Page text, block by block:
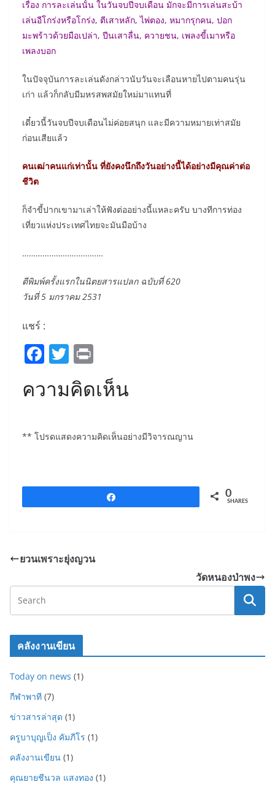
เรื่อง การละเล่นนั้น ในวันจบปีจบเดือน มักจะมีการเล่นสะบ้า
เล่นอีโกร่งหรือโกร่ง, ตีเสาหลัก, ไพ่ตอง, หมากรุกคน, ปอก
มะพร้าวด้วยมือเปล่า, ปีนเสาลื่น, ควายชน, เพลงขี้เมาหรือ
เพลงบอก
ในปัจจุบันการละเล่นดังกล่าวนับวันจะเลือนหายไปตามคนรุ่น
เก่า แล้วก็กลับมีมหรสพสมัยใหม่มาแทนที่
เดี๋ยวนี้วันจบปีจบเดือนไม่ค่อยสนุก และมีความหมายเท่าสมัย
ก่อนเสียแล้ว
คนเฒ่าคนแก่เท่านั้น ที่ยังคงนึกถึงวันอย่างนี้ได้อย่างมีคุณค่าต่อ
ชีวิต
ก็จำขี้ปากเขามาเล่าให้ฟังต่ออย่างนี้แหละครับ บางทีการท่อง
เที่ยวแห่งประเทศไทยจะมันมือบ้าง
………………………………
ตีพิมพ์ครั้งแรกในนิตยสารแปลก ฉบับที่ 620
วันที่ 5 มกราคม 2531
แชร์ :
F
c
b
k
T
w
itt
in
t
ความคิดเห็น
** โปรดแสดงความคิดเห็นอย่างมีวิจารณญาน
0
SHARES
ยวนเพราะยุ่งญวน
วัดหนองป่าพง
คลังงานเขียน
Today on news (1)
กีฬาพาที (7)
ข่าวสารล่าสุด (1)
ครูบาบุญเป็ง คัมภีโร (1)
คลังงานเขียน (1)
คุณยายชีนวล แสงทอง (1)